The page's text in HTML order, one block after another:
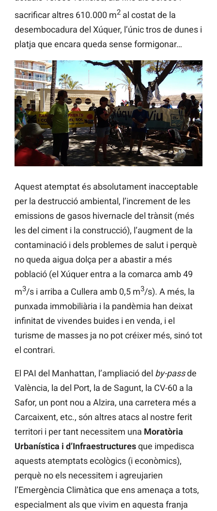
sacrificar altres 610.000 m2 al costat de la
desembocadura del Xúquer, l’únic tros de dunes i
platja que encara queda sense formigonar…
Aquest atemptat és absolutament inacceptable
per la destrucció ambiental, l’increment de les
emissions de gasos hivernacle del trànsit (més
les del ciment i la construcció), l’augment de la
contaminació i dels problemes de salut i perquè
no queda aigua dolça per a abastir a més
població (el Xúquer entra a la comarca amb 49
m3/s i arriba a Cullera amb 0,5 m3/s). A més, la
punxada immobiliària i la pandèmia han deixat
infinitat de vivendes buides i en venda, i el
turisme de masses ja no pot créixer més, sinó tot
el contrari.
El PAI del Manhattan, l’ampliació del by-passde
València, la del Port, la de Sagunt, la CV-60 a la
Safor, un pont nou a Alzira, una carretera més a
Carcaixent, etc., són altres atacs al nostre ferit
territori i per tant necessitem una Moratòria
Urbanística i d’Infraestructuresque impedisca
aquests atemptats ecològics (i econòmics),
perquè no els necessitem i agreujarien
l’Emergència Climàtica que ens amenaça a tots,
especialment als que vivim en aquesta franja